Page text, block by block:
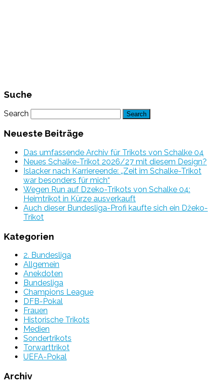
Suche
Search
Neueste Beiträge
Das umfassende Archiv für Trikots von Schalke 04
Neues Schalke-Trikot 2026/27 mit diesem Design?
Islacker nach Karriereende: „Zeit im Schalke-Trikot
war besonders für mich“
Wegen Run auf Dzeko-Trikots von Schalke 04:
Heimtrikot in Kürze ausverkauft
Auch dieser Bundesliga-Profi kaufte sich ein Džeko-
Trikot
Kategorien
2. Bundesliga
Allgemein
Anekdoten
Bundesliga
Champions League
DFB-Pokal
Frauen
Historische Trikots
Medien
Sondertrikots
Torwarttrikot
UEFA-Pokal
Archiv